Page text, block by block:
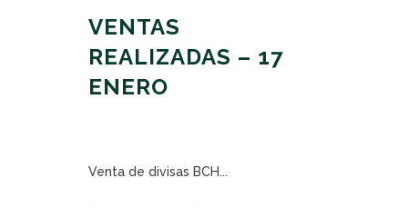
VENTAS
REALIZADAS – 17
ENERO
Venta de divisas BCH...